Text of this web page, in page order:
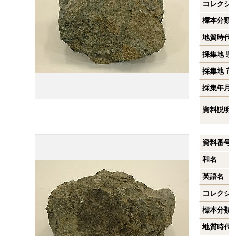
コレク
標本分
地質時
採集地
採集地
採集年
資料説
資料番
和名
英語名
コレク
標本分
地質時